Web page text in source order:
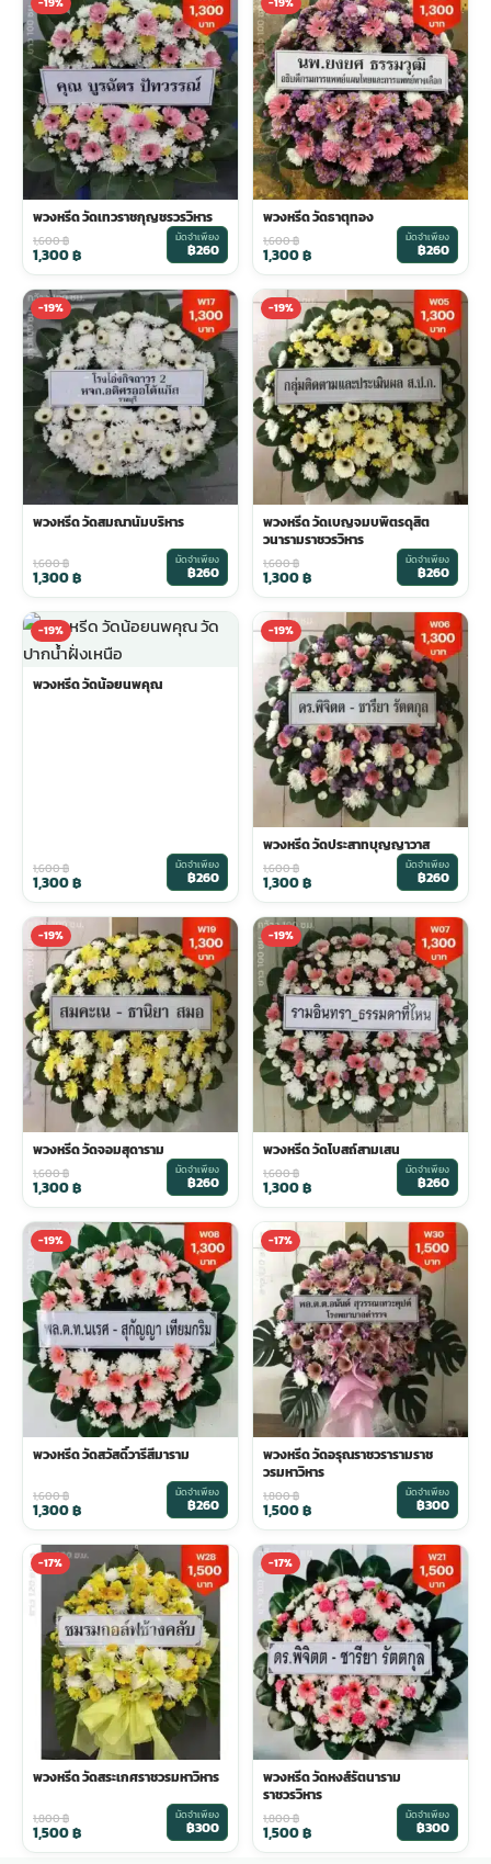
พวงหรีด วัดเทวราชกุญชรวรวิหาร
1,600฿
1,300฿
มัดจำเพียง
฿260
พวงหรีด วัดธาตุทอง
1,600฿
1,300฿
มัดจำเพียง
฿260
-19%
พวงหรีด วัดสมณานัมบริหาร
1,600฿
1,300฿
มัดจำเพียง
฿260
-19%
พวงหรีด วัดเบญจมบพิตรดุสิต
วนารามราชวรวิหาร
1,600฿
1,300฿
มัดจำเพียง
฿260
-19%
พวงหรีด วัดน้อยนพคุณ
1,600฿
1,300฿
มัดจำเพียง
฿260
-19%
พวงหรีด วัดประสาทบุญญาวาส
1,600฿
1,300฿
มัดจำเพียง
฿260
-19%
พวงหรีด วัดจอมสุดาราม
1,600฿
1,300฿
มัดจำเพียง
฿260
-19%
พวงหรีด วัดโบสถ์สามเสน
1,600฿
1,300฿
มัดจำเพียง
฿260
-19%
พวงหรีด วัดสวัสดิ์วารีสีมาราม
1,600฿
1,300฿
มัดจำเพียง
฿260
-17%
พวงหรีด วัดอรุณราชวรารามราช
วรมหาวิหาร
1,800฿
1,500฿
มัดจำเพียง
฿300
-17%
พวงหรีด วัดสระเกศราชวรมหาวิหาร
1,800฿
1,500฿
มัดจำเพียง
฿300
-17%
พวงหรีด วัดหงส์รัตนาราม
ราชวรวิหาร
1,800฿
1,500฿
มัดจำเพียง
฿300